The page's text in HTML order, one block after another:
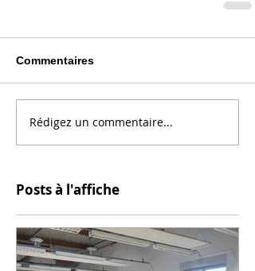
Commentaires
Rédigez un commentaire...
Posts à l'affiche